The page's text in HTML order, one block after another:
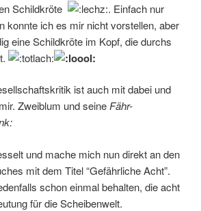
Schildkröte
. Einfach nur
konnte ich es mir nicht vorstellen, aber
eine Schildkröte im Kopf, die durchs
ist auch mit dabei und
Zweiblum und seineFähr-
und mache mich nun direkt an den
mit dem Titel “Gefährliche Acht”.
schon einmal behalten, die acht
für die Scheibenwelt.